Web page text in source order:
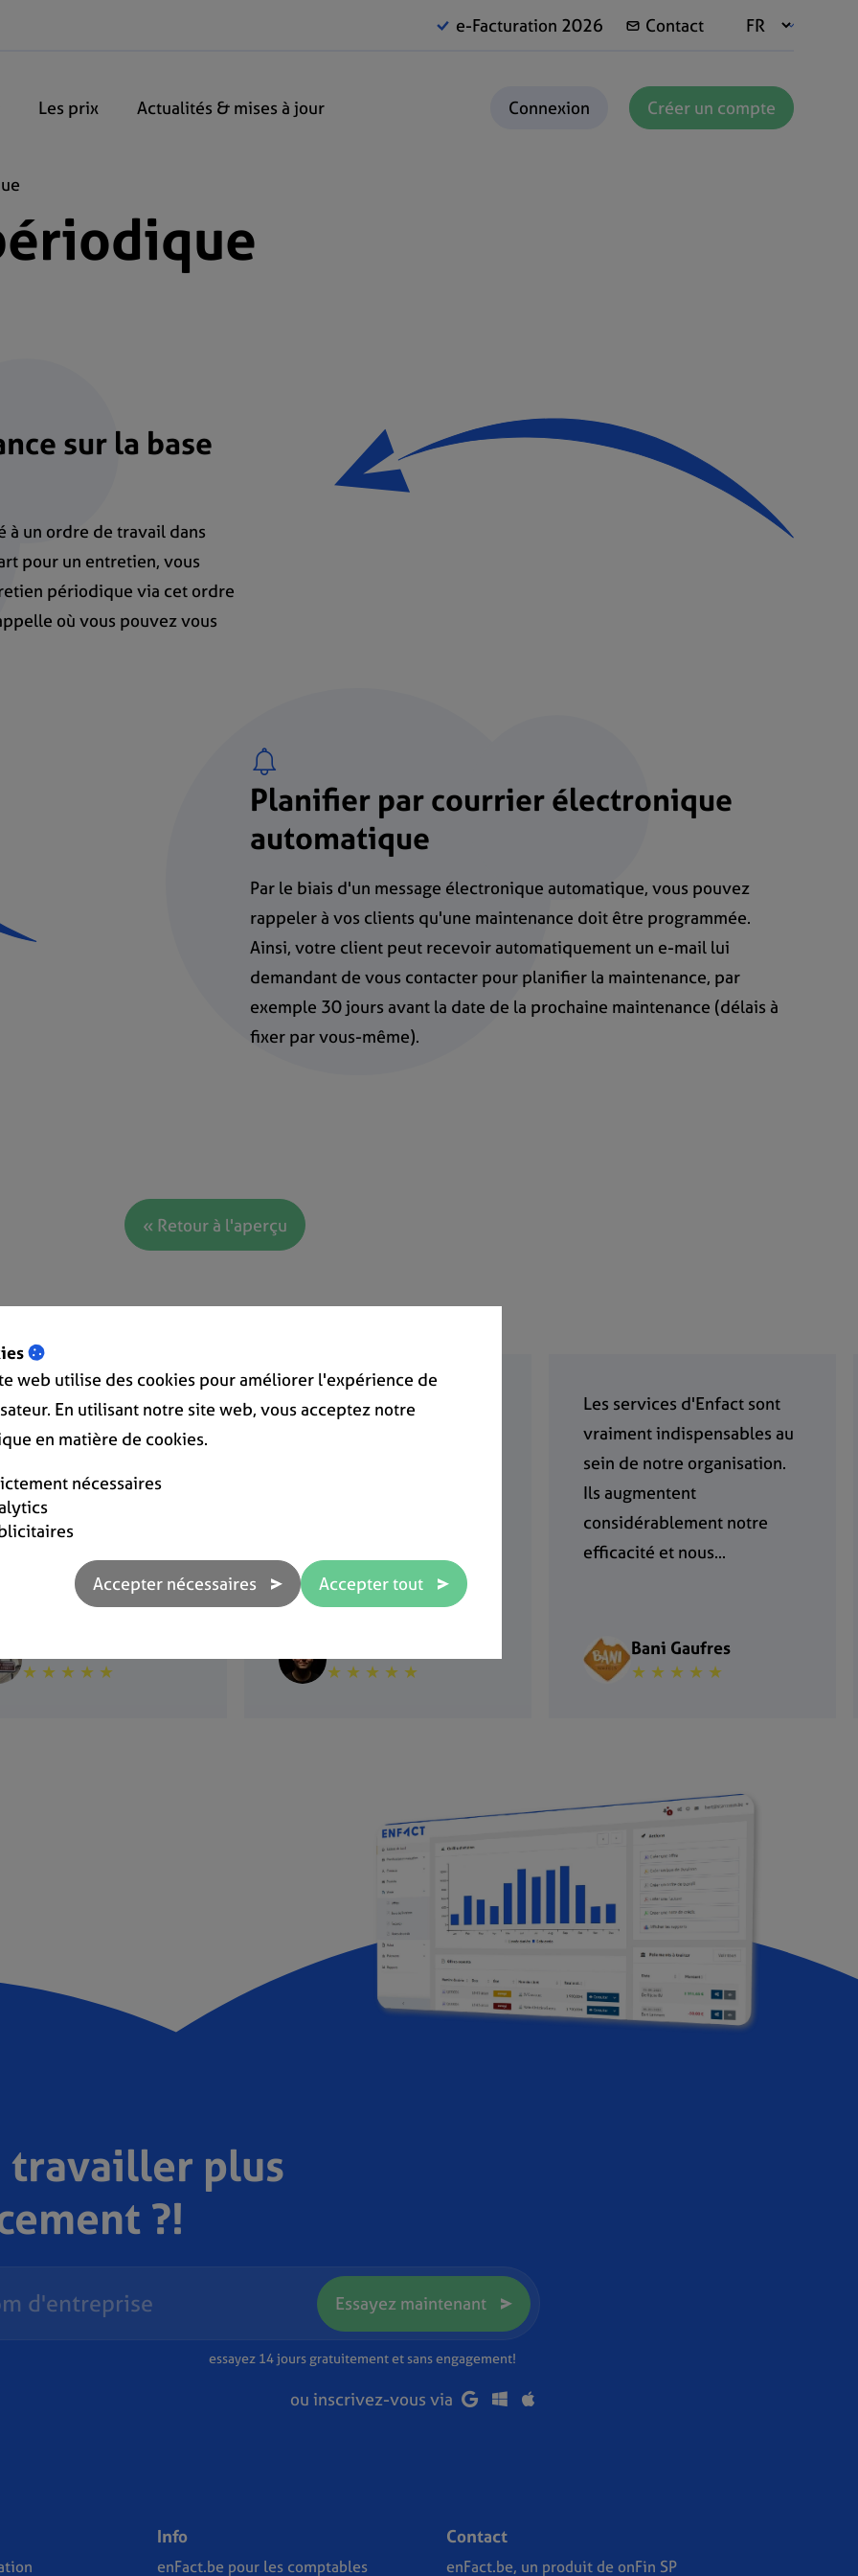
e-Facturation 2026 Contact
Les prix Actualités & mises à jour Connexion Créer un compte
sur la base
un ordre de travail dans
pour un entretien, vous
périodique via cet ordre
où vous pouvez vous
Planifier par courrier électronique
automatique
Par le biais d'un message électronique automatique, vous pouvez
rappeler à vos clients qu'une maintenance doit être programmée.
Ainsi, votre client peut recevoir automatiquement un e-mail lui
demandant de vous contacter pour planifier la maintenance, par
exemple 30 jours avant la date de la prochaine maintenance (délais à
fixer par vous-même).
« Retour à l'aperçu
à utiliser, des
géniales, un
et un prix ...
bas
★ ★ ★ ★ ★
J'utilise EnFact depuis
★ ★ ★ ★ ★
Les services d'Enfact sont
vraiment indispensables au
sein de notre organisation.
Ils augmentent
considérablement notre
efficacité et nous...
Bani Gaufres
★ ★ ★ ★ ★
travailler plus
?!
Essayez maintenant
essayez 14 jours gratuitement et sans engagement!
ou inscrivez-vous via
Info
enFact.be pour les comptables
Contact
enFact.be, un produit de onFin SP
web utilise des cookies pour améliorer l'expérience de
En utilisant notre site web, vous acceptez notre
en matière de cookies.
nécessaires